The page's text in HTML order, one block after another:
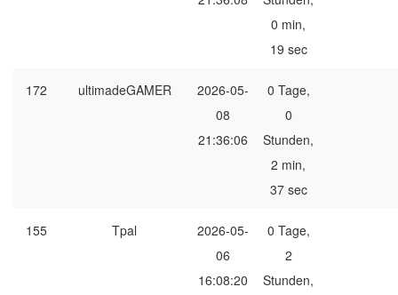
0 min,
19 sec
172 ultimadeGAMER
2026-05-
08
21:36:06
0 Tage,
0
Stunden,
2 min,
37 sec
155 Tpal
2026-05-
06
16:08:20
0 Tage,
2
Stunden,